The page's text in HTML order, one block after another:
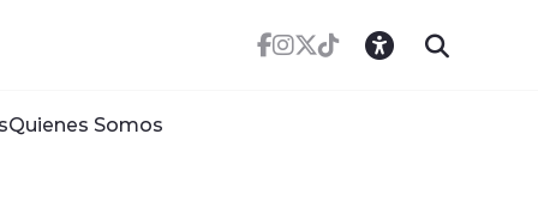
Quienes Somos